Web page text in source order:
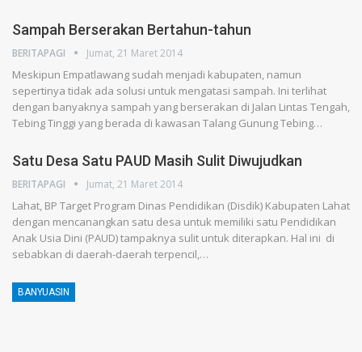
Sampah Berserakan Bertahun-tahun
BERITAPAGI Jumat, 21 Maret 2014
Meskipun Empatlawang sudah menjadi kabupaten, namun
sepertinya tidak ada solusi untuk mengatasi sampah. Ini terlihat
dengan banyaknya sampah yang berserakan di Jalan Lintas Tengah,
Tebing Tinggi yang berada di kawasan Talang Gunung Tebing…
Satu Desa Satu PAUD Masih Sulit Diwujudkan
BERITAPAGI Jumat, 21 Maret 2014
Lahat, BP Target Program Dinas Pendidikan (Disdik) Kabupaten Lahat
dengan mencanangkan satu desa untuk memiliki satu Pendidikan
Anak Usia Dini (PAUD) tampaknya sulit untuk diterapkan. Hal ini di
sebabkan di daerah-daerah terpencil,…
BANYUASIN